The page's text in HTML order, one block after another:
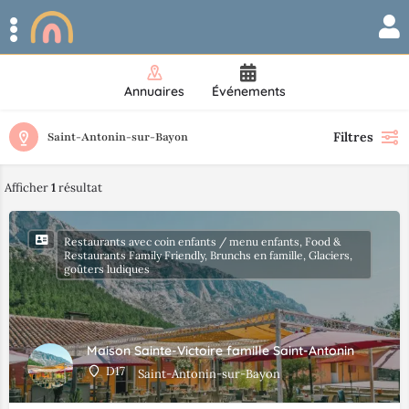
Annuaires Événements
Saint-Antonin-sur-Bayon Filtres
Afficher1résultat
Maison Sainte-Victoire famille Saint-Antonin
D17 Saint-Antonin-sur-Bayon
Restaurants avec coin enfants / menu enfants, Food &
Restaurants Family Friendly, Brunchs en famille, Glaciers,
goûters ludiques